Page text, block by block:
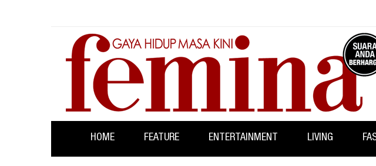
HOME FEATURE ENTERTAINMENT LIVING